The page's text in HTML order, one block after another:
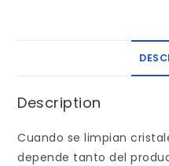
Description
Cuando se limpian
depende tanto del